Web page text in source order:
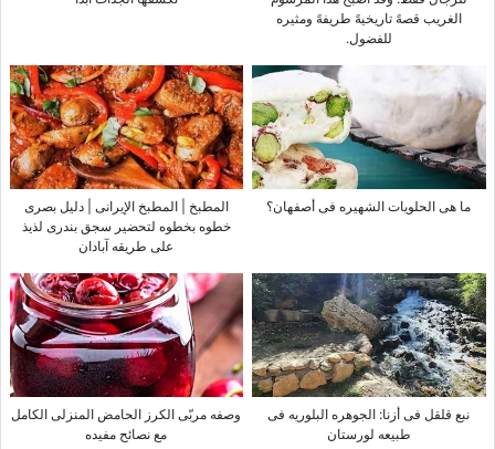
الغریب قصهً تاریخیهً طریفهً ومثیره
للفضول.
ما هی الحلویات الشهیره فی أصفهان؟
المطبخ | المطبخ الإیرانی | دلیل بصری
خطوه بخطوه لتحضیر سجق بندری لذیذ
على طریقه آبادان
نبع قلقل فی أزنا: الجوهره البلوریه فی
طبیعه لورستان
وصفه مربّى الکرز الحامض المنزلی الکامل
مع نصائح مفیده